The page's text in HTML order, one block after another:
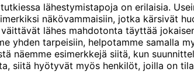
lähestymistapoja on erilaisia.
näkövammaisiin, jotka kärsivät
lähes mahdotonta täyttää
yhden tarpeisiin, helpotamme samalla
näemme esimerkkejä siitä, kun
siitä hyötyvät myös henkilöt, joilla on